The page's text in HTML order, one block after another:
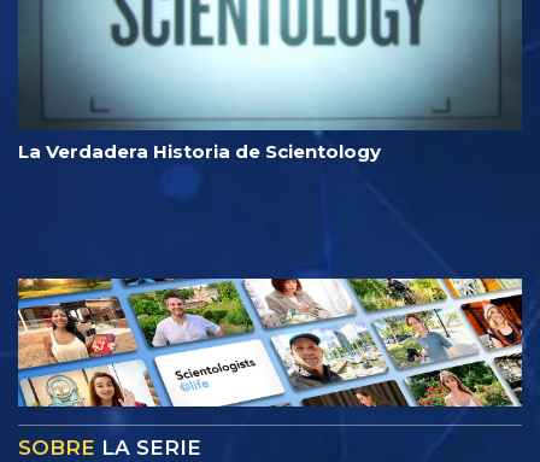
La Verdadera Historia de Scientology
SOBRE LA SERIE